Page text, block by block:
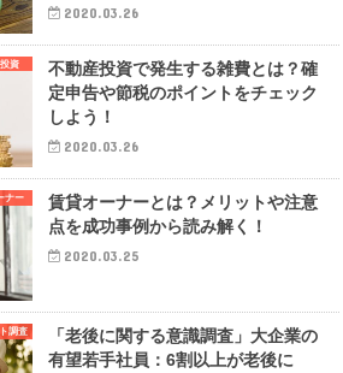
2020.03.26
資
不動産投資で発生する雑費とは？確
定申告や節税のポイントをチェック
しよう！
2020.03.26
ナー
賃貸オーナーとは？メリットや注意
点を成功事例から読み解く！
2020.03.25
調査
「老後に関する意識調査」大企業の
有望若手社員：6割以上が老後に